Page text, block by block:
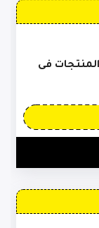
المنتجات فى